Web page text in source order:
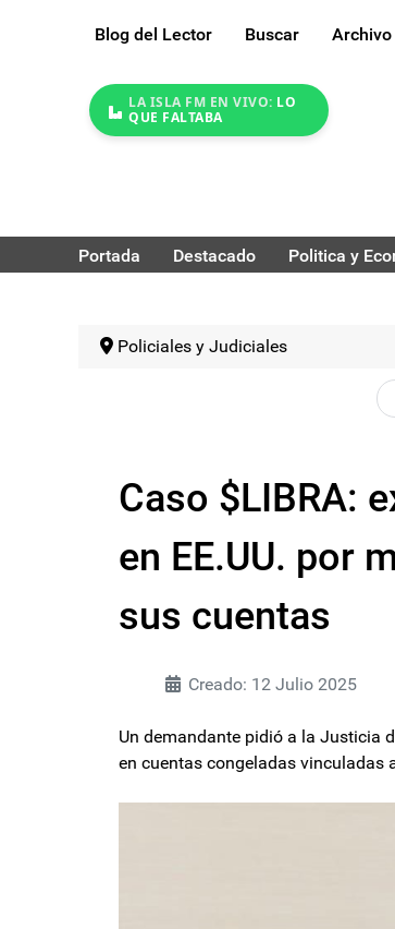
Blog del Lector Buscar Archivo
LA ISLA FM EN VIVO: LO
QUE FALTABA
Portada Destacado Politica y
Policiales y Judiciales
Caso $LIBRA:
en EE.UU. por
sus cuentas
Creado: 12 Julio 2025
Un demandante pidió a la Justicia
en cuentas congeladas vinculadas